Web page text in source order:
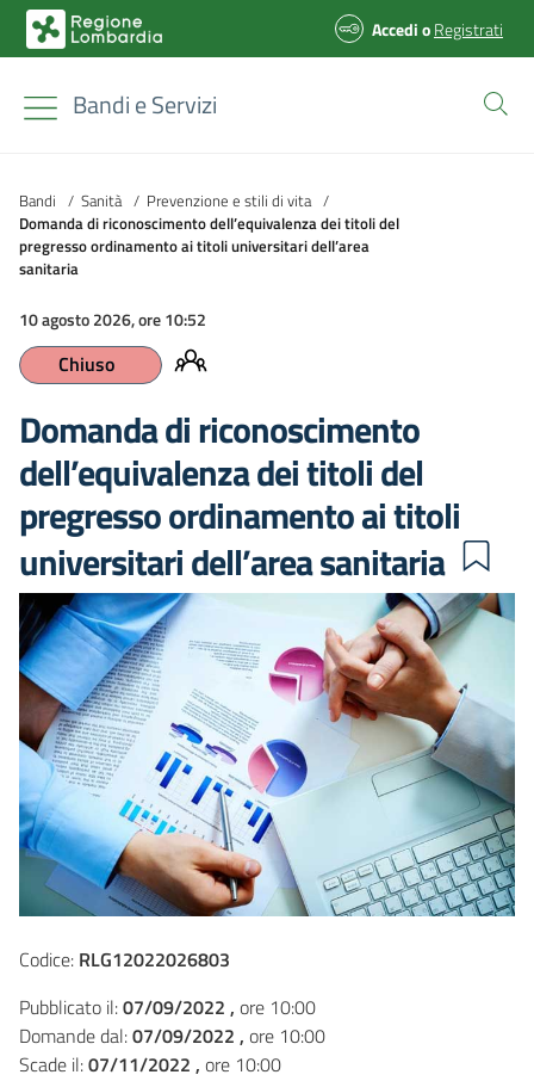
AccedioRegistrati
Bandi e Servizi
Bandi / Sanità / Prevenzione e stili di vita /
Domanda di riconoscimento dell’equivalenza dei titoli del
pregresso ordinamento ai titoli universitari dell’area
sanitaria
10 agosto 2026, ore 10:52
Chiuso
Domanda di riconoscimento
dell’equivalenza dei titoli del
pregresso ordinamento ai titoli
universitari dell’area sanitaria
Codice: RLG12022026803
Pubblicato il:07/09/2022 , ore 10:00
Domande dal:07/09/2022 , ore 10:00
Scade il:07/11/2022 , ore 10:00